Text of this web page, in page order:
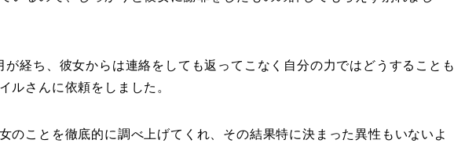
が経ち、彼女からは連絡をしても返ってこなく自分の力ではどうすることも
ルさんに依頼をしました。
のことを徹底的に調べ上げてくれ、その結果特に決まった異性もいないよ